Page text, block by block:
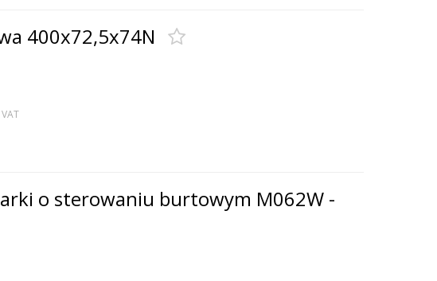
400x72,5x74N
o sterowaniu burtowym M062W -